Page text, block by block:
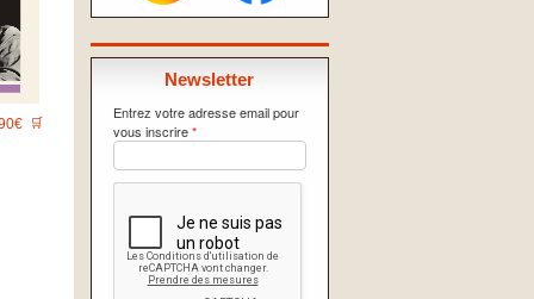
Newsletter
Entrez votre adresse email pour
vous inscrire*
🛒